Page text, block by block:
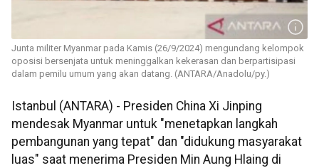
Junta militer Myanmar pada Kamis (26/9/2024) mengundang kelompok
oposisi bersenjata untuk meninggalkan kekerasan dan berpartisipasi
dalam pemilu umum yang akan datang. (ANTARA/Anadolu/py.)
Istanbul (ANTARA) - Presiden China Xi Jinping
mendesak Myanmar untuk "menetapkan langkah
pembangunan yang tepat" dan "didukung masyarakat
luas" saat menerima Presiden Min Aung Hlaing di